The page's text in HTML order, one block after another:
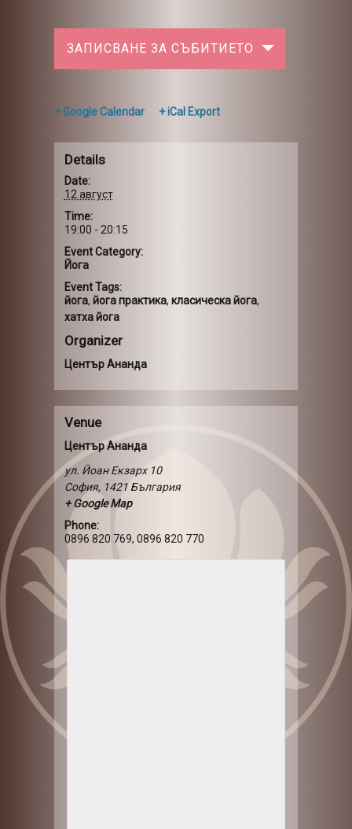
ЗАПИСВАНЕ ЗА СЪБИТИЕТО
+ Google Calendar + iCal Export
Details
Date:
12 август
Time:
19:00 - 20:15
Event Category:
Йога
Event Tags:
йога, йога практика, класическа йога,
хатха йога
Organizer
Център Ананда
Venue
Център Ананда
ул. Йоан Екзарх 10
София, 1421 България
+ Google Map
Phone:
0896 820 769, 0896 820 770